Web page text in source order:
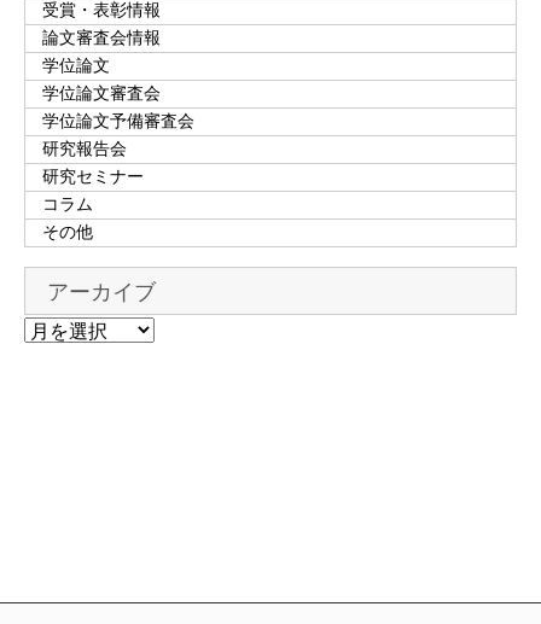
受賞・表彰情報
論文審査会情報
学位論文
学位論文審査会
学位論文予備審査会
研究報告会
研究セミナー
コラム
その他
アーカイブ
ア